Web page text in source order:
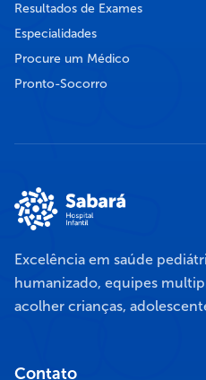
Resultados de Exames
Especialidades
Procure um Médico
Pronto-Socorro
Excelência em saúde
humanizado, equipes
acolher crianças,
Contato